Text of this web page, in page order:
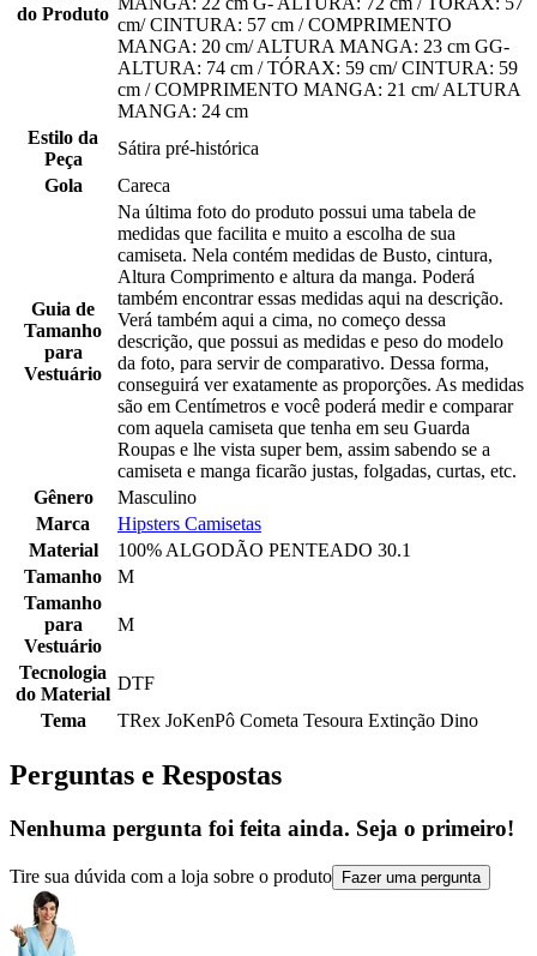
do Produto
cm/ CINTURA: 57 cm / COMPRIMENTO
MANGA: 20 cm/ ALTURA MANGA: 23 cm GG-
ALTURA: 74 cm / TÓRAX: 59 cm/ CINTURA: 59
cm / COMPRIMENTO MANGA: 21 cm/ ALTURA
MANGA: 24 cm
Estilo da
Peça
Sátira pré-histórica
Gola
Careca
Guia de
Tamanho
para
Vestuário
Na última foto do produto possui uma tabela de
medidas que facilita e muito a escolha de sua
camiseta. Nela contém medidas de Busto, cintura,
Altura Comprimento e altura da manga. Poderá
também encontrar essas medidas aqui na descrição.
Verá também aqui a cima, no começo dessa
descrição, que possui as medidas e peso do modelo
da foto, para servir de comparativo. Dessa forma,
conseguirá ver exatamente as proporções. As medidas
são em Centímetros e você poderá medir e comparar
com aquela camiseta que tenha em seu Guarda
Roupas e lhe vista super bem, assim sabendo se a
camiseta e manga ficarão justas, folgadas, curtas, etc.
Gênero
Masculino
Marca
Hipsters Camisetas
Material
100% ALGODÃO PENTEADO 30.1
Tamanho
M
Tamanho
para
Vestuário
M
Tecnologia
do Material
DTF
Tema
TRex JoKenPô Cometa Tesoura Extinção Dino
Perguntas e Respostas
Nenhuma pergunta foi feita ainda. Seja o primeiro!
Tire sua dúvida com a loja sobre o produto Fazer uma pergunta